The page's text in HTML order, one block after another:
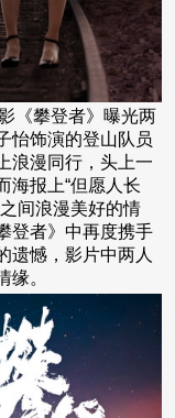
《攀登者》曝光两
怡饰演的登山队员
浪漫同行，头上一
海报上“但愿人长
间浪漫美好的情
登者》中再度携手
遗憾，影片中两人
缘。